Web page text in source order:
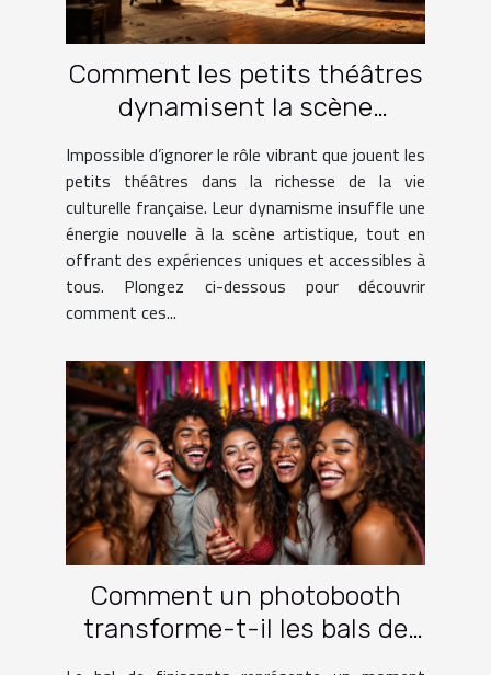
Comment les petits théâtres
dynamisent la scène
Impossible d’ignorer le rôle vibrant que jouent les
petits théâtres dans la richesse de la vie
culturelle française. Leur dynamisme insuffle une
énergie nouvelle à la scène artistique, tout en
offrant des expériences uniques et accessibles à
tous. Plongez ci-dessous pour découvrir
comment ces...
Comment un photobooth
transforme-t-il les bals de